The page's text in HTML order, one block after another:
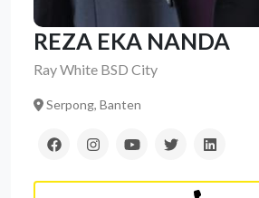
REZA EKA NANDA
Ray White BSD City
Serpong, Banten